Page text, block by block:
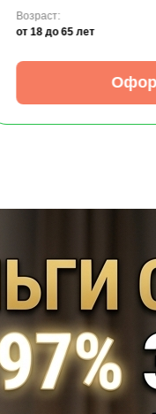
Возраст:
от 18 до 65 лет